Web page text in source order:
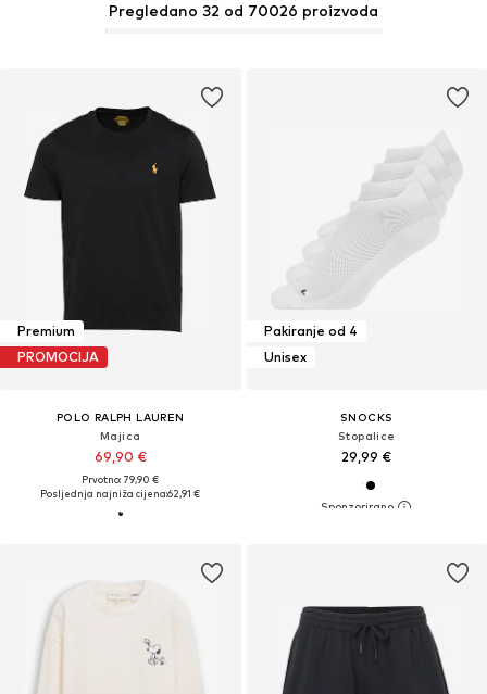
Premium
PROMOCIJA
POLO RALPH LAUREN
Majica
69,90 €
Prvotno: 79,90 €
Posljednja najniža cijena:62,91 €
Pakiranje od 4
Unisex
SNOCKS
Stopalice
29,99 €
Pregledano 32 od 70026 proizvoda